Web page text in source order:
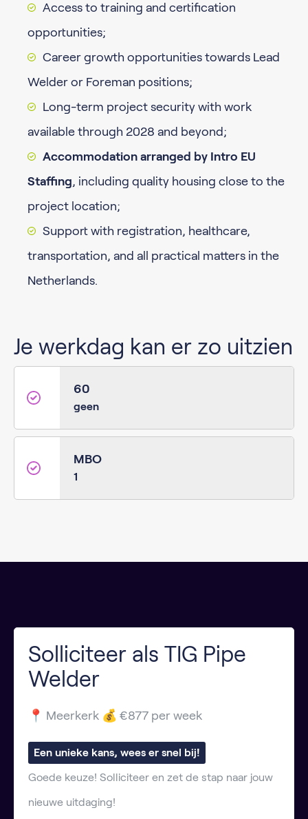
Access to training and certification
opportunities;
Career growth opportunities towards Lead
Welder or Foreman positions;
Long-term project security with work
available through 2028 and beyond;
Accommodation arranged by Intro EU
Staffing, including quality housing close to the
project location;
Support with registration, healthcare,
transportation, and all practical matters in the
Netherlands.
Je werkdag kan er zo uitzien
60
geen
MBO
1
Solliciteer als TIG Pipe
Welder
📍 Meerkerk 💰 €877 per week
Een unieke kans, wees er snel bij!
Goede keuze! Solliciteer en zet de stap naar jouw
nieuwe uitdaging!